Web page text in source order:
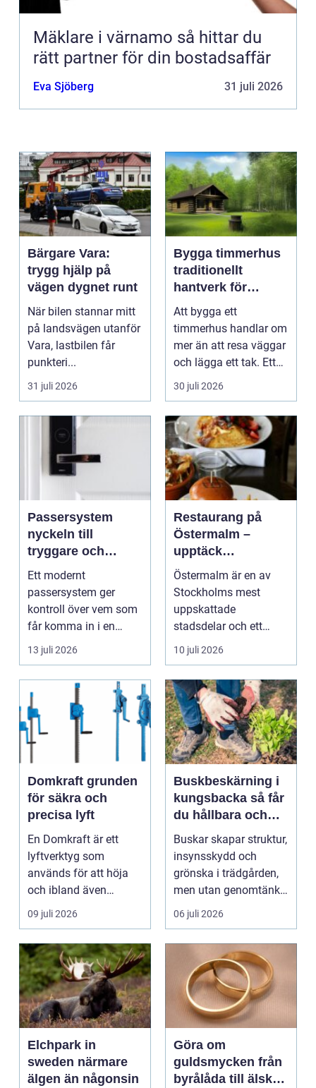
Mäklare i värnamo så hittar du
rätt partner för din bostadsaffär
Eva Sjöberg 31 juli 2026
Bärgare Vara:
trygg hjälp på
vägen dygnet runt
När bilen stannar mitt
på landsvägen utanför
Vara, lastbilen får
punkteri...
31 juli 2026
Bygga timmerhus
traditionellt
hantverk för
moderna behov
Att bygga ett
timmerhus handlar om
mer än att resa väggar
och lägga ett tak. Ett
timmerhus är ett lå...
30 juli 2026
Passersystem
nyckeln till
tryggare och
smidigare tillträde
Ett modernt
passersystem ger
kontroll över vem som
får komma in i en
byggnad, när de får
komma in oc...
13 juli 2026
Restaurang på
Östermalm –
upptäck
matupplevelser i
en av Stockholms
mest attraktiva
stadsdelar
Östermalm är en av
Stockholms mest
uppskattade
stadsdelar och ett
självklart val f&ou...
10 juli 2026
Domkraft grunden
för säkra och
precisa lyft
En Domkraft är ett
lyftverktyg som
används för att höja
och ibland även
positionera tunga
objekt, so...
09 juli 2026
Buskbeskärning i
kungsbacka så får
du hållbara och
vackra buskar året
runt
Buskar skapar struktur,
insynsskydd och
grönska i trädgården,
men utan genomtänkt
beskärning blir de...
06 juli 2026
Elchpark in
sweden närmare
älgen än någonsin
Göra om
guldsmycken från
byrålåda till älskad